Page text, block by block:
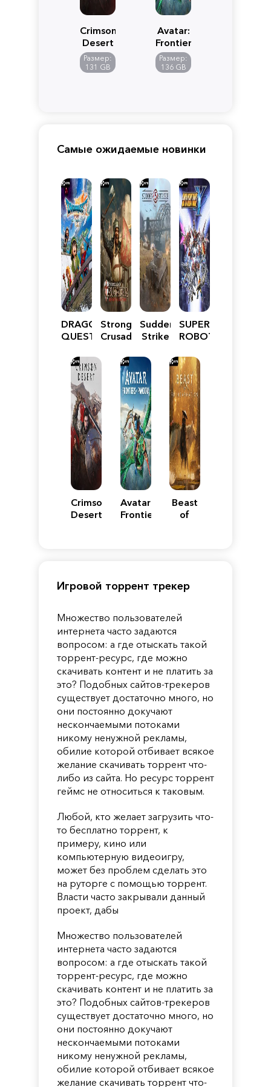
Crimson
Desert
Размер:
131 GB
Avatar:
Frontiers
of
Pandora
Размер:
136 GB
Самые ожидаемые новинки
DRAGON
QUEST
Reimagined
Stronghold
Crusader:
Edition
Sudden
Strike
SUPER
ROBOT
Y
Crimson
Desert
Avatar:
Frontiers
Beast
of
Игровой торрент трекер
Множество пользователей
интернета часто задаются
вопросом: а где отыскать такой
торрент-ресурс, где можно
скачивать контент и не платить за
это? Подобных сайтов-трекеров
существует достаточно много, но
они постоянно докучают
нескончаемыми потоками
никому ненужной рекламы,
обилие которой отбивает всякое
желание скачивать торрент что-
либо из сайта. Но ресурс торрент
геймс не относиться к таковым.
Любой, кто желает загрузить что-
то бесплатно торрент, к
примеру, кино или
компьютерную видеоигру,
может без проблем сделать это
на руторге с помощью торрент.
Власти часто закрывали данный
проект, дабы
Множество пользователей
интернета часто задаются
вопросом: а где отыскать такой
торрент-ресурс, где можно
скачивать контент и не платить за
это? Подобных сайтов-трекеров
существует достаточно много, но
они постоянно докучают
нескончаемыми потоками
никому ненужной рекламы,
обилие которой отбивает всякое
желание скачивать торрент что-